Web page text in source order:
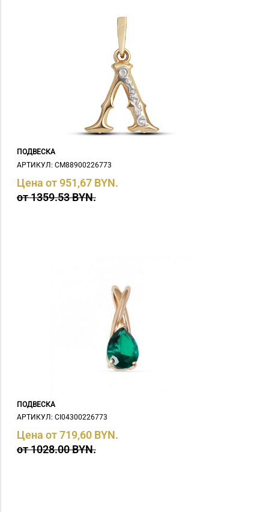
ПОДВЕСКА
АРТИКУЛ: СM88900226773
Цена от 951,67 BYN.
от 1359.53 BYN.
ПОДВЕСКА
АРТИКУЛ: СI04300226773
Цена от 719,60 BYN.
от 1028.00 BYN.